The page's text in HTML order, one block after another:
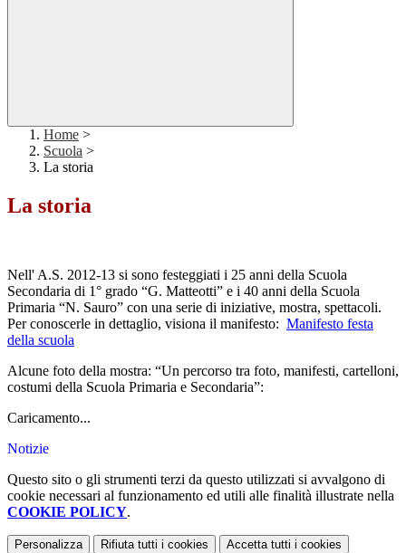
Home >
Scuola >
La storia
La storia
Nell' A.S. 2012-13 si sono festeggiati i 25 anni della Scuola
Secondaria di 1° grado “G. Matteotti” e i 40 anni della Scuola
Primaria “N. Sauro” con una serie di iniziative, mostra, spettacoli.
Per conoscerle in dettaglio, visiona il manifesto: Manifesto festa
della scuola
Alcune foto della mostra: “Un percorso tra foto, manifesti, cartelloni,
costumi della Scuola Primaria e Secondaria”:
Caricamento...
Notizie
Questo sito o gli strumenti terzi da questo utilizzati si avvalgono di
cookie necessari al funzionamento ed utili alle finalità illustrate nella
COOKIE POLICY.
Personalizza Rifiuta tutti i cookies Accetta tutti i cookies